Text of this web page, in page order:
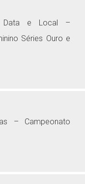
Data e Local –
Séries Ouro e
– Campeonato